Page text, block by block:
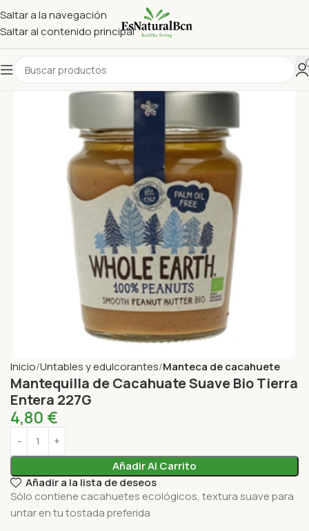
Saltar a la navegación
Saltar al contenido principal
Inicio Untables y edulcorantes Manteca de cacahuete
Mantequilla de Cacahuate Suave Bio Tierra
Entera 227G
4,80 €
Añadir Al Carrito
Añadir a la lista de deseos
Sólo contiene cacahuetes ecológicos, textura suave para
untar en tu tostada preferida